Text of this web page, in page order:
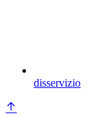
disservizio